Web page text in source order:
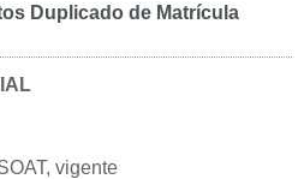
Duplicado de Matrícula
vigente